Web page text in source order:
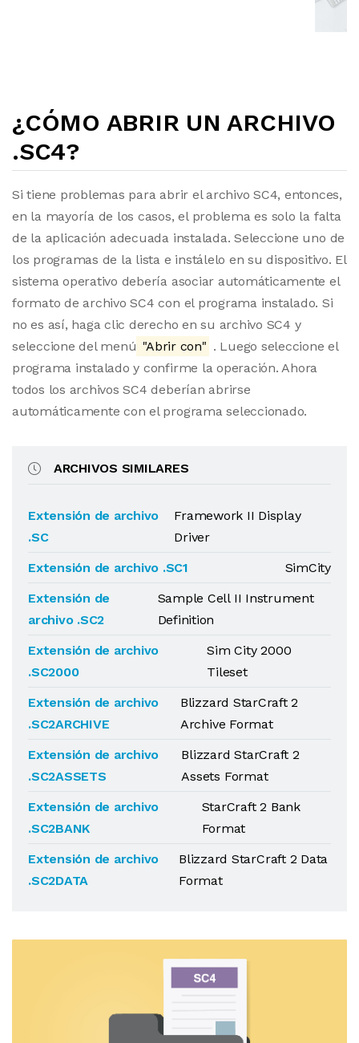
¿CÓMO ABRIR UN ARCHIVO
.SC4?
Si tiene problemas para abrir el archivo SC4, entonces,
en la mayoría de los casos, el problema es solo la falta
de la aplicación adecuada instalada. Seleccione uno de
los programas de la lista e instálelo en su dispositivo. El
sistema operativo debería asociar automáticamente el
formato de archivo SC4 con el programa instalado. Si
no es así, haga clic derecho en su archivo SC4 y
seleccione del menú "Abrir con" . Luego seleccione el
programa instalado y confirme la operación. Ahora
todos los archivos SC4 deberían abrirse
automáticamente con el programa seleccionado.
ARCHIVOS SIMILARES
Extensión de archivo
.SC
Framework II Display
Driver
Extensión de archivo .SC1
SimCity
Extensión de
archivo .SC2
Sample Cell II Instrument
Definition
Extensión de archivo
.SC2000
Sim City 2000
Tileset
Extensión de archivo
.SC2ARCHIVE
Blizzard StarCraft 2
Archive Format
Extensión de archivo
.SC2ASSETS
Blizzard StarCraft 2
Assets Format
Extensión de archivo
.SC2BANK
StarCraft 2 Bank
Format
Extensión de archivo
.SC2DATA
Blizzard StarCraft 2 Data
Format